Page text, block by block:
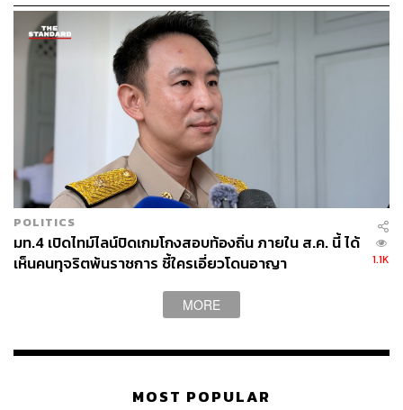
POLITICS
มท.4 เปิดไทม์ไลน์ปิดเกมโกงสอบท้องถิ่น ภายใน ส.ค. นี้ ได้
เห็นคนทุจริตพ้นราชการ ชี้ใครเอี่ยวโดนอาญา
1.1K
MORE
MOST POPULAR